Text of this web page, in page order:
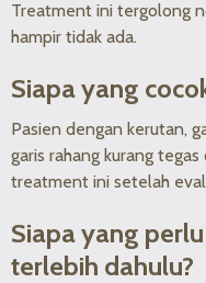
Treatment ini tergolong
hampir tidak ada.
Siapa yang
Pasien dengan kerutan,
garis rahang kurang
treatment ini setelah
Siapa yang
terlebih dahulu?